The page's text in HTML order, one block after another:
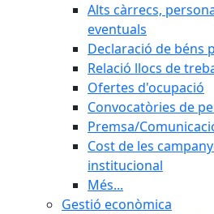
Alts càrrecs,
eventuals
Declaració de béns
Relació llocs de
Ofertes d'ocupació
Convocatòries de
Premsa/
Cost de les
institucional
Més...
Gestió econòmica